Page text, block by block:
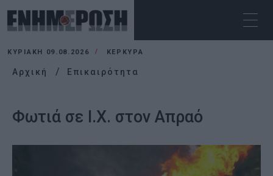
ΚΥΡΙΑΚΉ 09.08.2026 ΚΕΡΚΥΡΑ
Αρχική Επικαιρότητα
Φωτιά σε Ι.Χ. στον Απραό